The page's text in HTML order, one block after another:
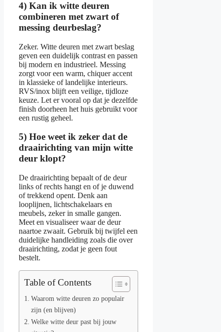
4) Kan ik witte deuren
combineren met zwart of
messing deurbeslag?
Zeker. Witte deuren met zwart beslag
geven een duidelijk contrast en passen
bij modern en industrieel. Messing
zorgt voor een warm, chiquer accent
in klassieke of landelijke interieurs.
RVS/inox blijft een veilige, tijdloze
keuze. Let er vooral op dat je dezelfde
finish doorheen het huis gebruikt voor
een rustig geheel.
5) Hoe weet ik zeker dat de
draairichting van mijn witte
deur klopt?
De draairichting bepaalt of de deur
links of rechts hangt en of je duwend
of trekkend opent. Denk aan
looplijnen, lichtschakelaars en
meubels, zeker in smalle gangen.
Meet en visualiseer waar de deur
naartoe zwaait. Gebruik bij twijfel een
duidelijke handleiding zoals die over
draairichting, zodat je geen fout
bestelt.
Table of Contents
Waarom witte deuren zo populair
zijn (en blijven)
Welke witte deur past bij jouw